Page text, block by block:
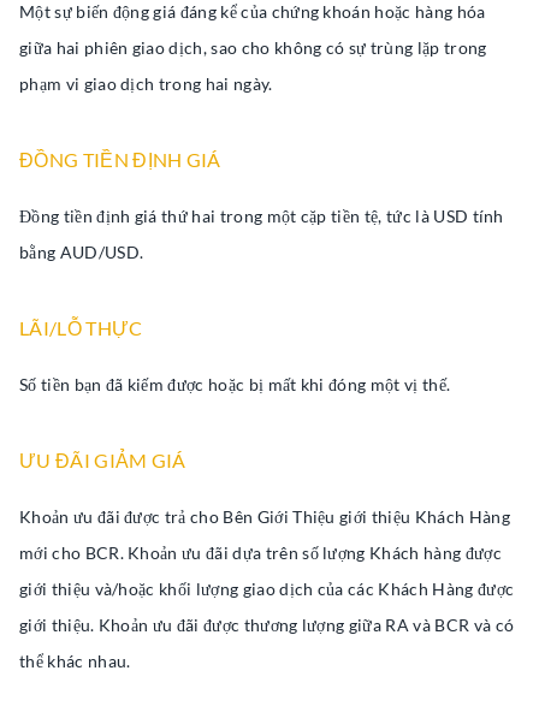
Một sự biến động giá đáng kể của chứng khoán hoặc hàng hóa
giữa hai phiên giao dịch, sao cho không có sự trùng lặp trong
phạm vi giao dịch trong hai ngày.
ĐỒNG TIỀN ĐỊNH GIÁ
Đồng tiền định giá thứ hai trong một cặp tiền tệ, tức là USD tính
bằng AUD/USD.
LÃI/LỖ THỰC
Số tiền bạn đã kiếm được hoặc bị mất khi đóng một vị thế.
ƯU ĐÃI GIẢM GIÁ
Khoản ưu đãi được trả cho Bên Giới Thiệu giới thiệu Khách Hàng
mới cho BCR. Khoản ưu đãi dựa trên số lượng Khách hàng được
giới thiệu và/hoặc khối lượng giao dịch của các Khách Hàng được
giới thiệu. Khoản ưu đãi được thương lượng giữa RA và BCR và có
thể khác nhau.